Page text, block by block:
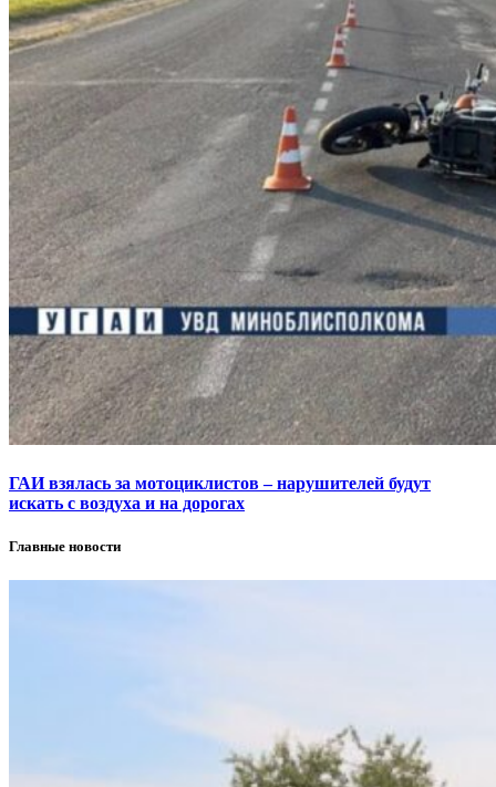
ГАИ взялась за мотоциклистов – нарушителей будут
искать с воздуха и на дорогах
Главные новости